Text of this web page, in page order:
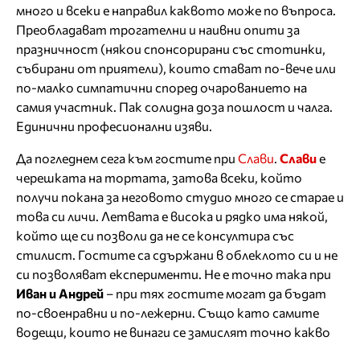
много и всеки е направил каквото може по въпроса.
Преобладават трогателни и наивни опити за
празничност (някои спонсорирани със стотинки,
събирани от приятели), които стават по-вече или
по-малко симпатични според очарованието на
самия участник. Пак солидна доза пошлост и чалга.
Единични професионални изяви.
Да погледнем сега към гостите при Слави. Славие
черешката на тортата, затова всеки, който
получи покана за неговото студио много се старае и
това си личи. Летвата е висока и рядко има някой,
който ще си позволи да не се консултира със
стилист. Гостите са сдържани в облеклото си и не
си позволяват експерименти. Не е точно така при
Иван и Андрей – при тях гостите могат да бъдат
по-своенравни и по-лежерни. Също като самите
водещи, които не винаги се замислят точно какво